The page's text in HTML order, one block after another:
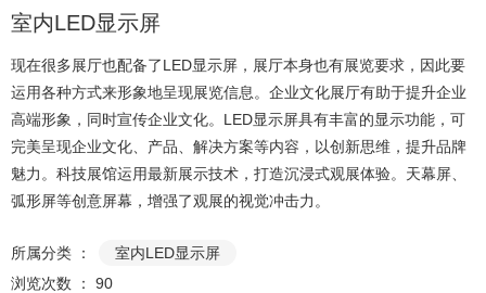
室内LED显示屏
现在很多展厅也配备了LED显示屏，展厅本身也有展览要求，因此要
运用各种方式来形象地呈现展览信息。企业文化展厅有助于提升企业
高端形象，同时宣传企业文化。LED显示屏具有丰富的显示功能，可
完美呈现企业文化、产品、解决方案等内容，以创新思维，提升品牌
魅力。科技展馆运用最新展示技术，打造沉浸式观展体验。天幕屏、
弧形屏等创意屏幕，增强了观展的视觉冲击力。
所属分类 ：
室内LED显示屏
浏览次数 ： 90